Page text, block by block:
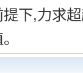
下,力求